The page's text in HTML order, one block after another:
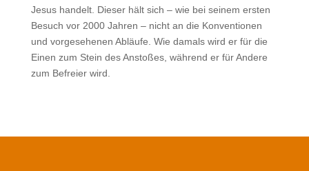
Jesus handelt. Dieser hält sich – wie bei seinem ersten
Besuch vor 2000 Jahren – nicht an die Konventionen
und vorgesehenen Abläufe. Wie damals wird er für die
Einen zum Stein des Anstoßes, während er für Andere
zum Befreier wird.